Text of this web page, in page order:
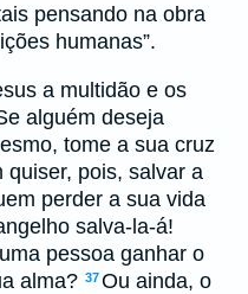
pensando na obra
humanas”.
a multidão e os
alguém deseja
tome a sua cruz
quiser, pois, salvar a
perder a sua vida
salva-la-á!
pessoa ganhar o
alma? 37Ou ainda, o